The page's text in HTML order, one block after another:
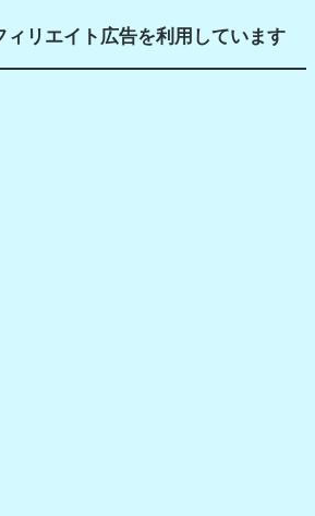
ィリエイト広告を利用しています